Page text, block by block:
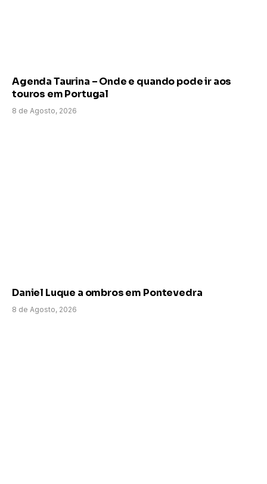
Agenda Taurina – Onde e quando pode ir aos
touros em Portugal
8 de Agosto, 2026
Daniel Luque a ombros em Pontevedra
8 de Agosto, 2026